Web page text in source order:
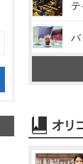
バ